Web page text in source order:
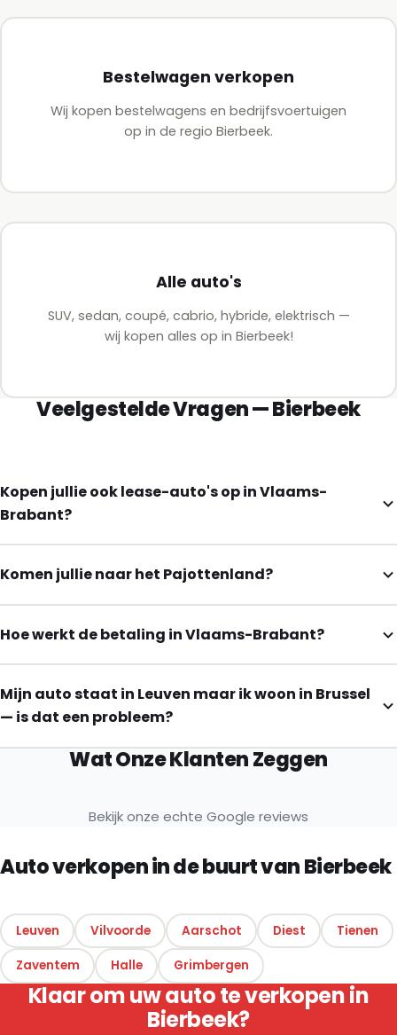
Bestelwagen verkopen
Wij kopen bestelwagens en bedrijfsvoertuigen
op in de regio Bierbeek.
Alle auto's
SUV, sedan, coupé, cabrio, hybride, elektrisch —
wij kopen alles op in Bierbeek!
Veelgestelde Vragen — Bierbeek
Kopen jullie ook lease-auto's op in Vlaams-
Brabant?
Komen jullie naar het Pajottenland?
Hoe werkt de betaling in Vlaams-Brabant?
Mijn auto staat in Leuven maar ik woon in Brussel
— is dat een probleem?
Wat Onze Klanten Zeggen
Bekijk onze echte Google reviews
Auto verkopen in de buurt van Bierbeek
Leuven Vilvoorde Aarschot Diest Tienen
Zaventem Halle Grimbergen
Klaar om uw auto te verkopen in
Bierbeek?